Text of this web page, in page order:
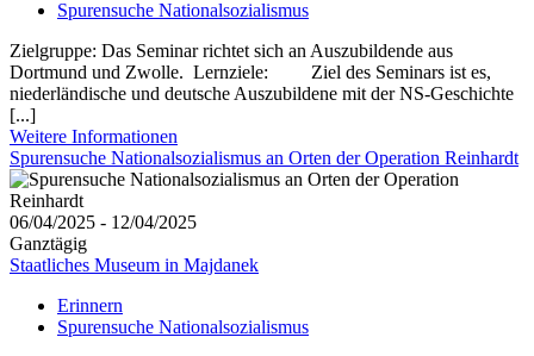
Spurensuche Nationalsozialismus
Zielgruppe: Das Seminar richtet sich an Auszubildende aus
Dortmund und Zwolle. Lernziele: Ziel des Seminars ist es,
niederländische und deutsche Auszubildene mit der NS-Geschichte
[...]
Weitere Informationen
Spurensuche Nationalsozialismus an Orten der Operation Reinhardt
06/04/2025 - 12/04/2025
Ganztägig
Staatliches Museum in Majdanek
Erinnern
Spurensuche Nationalsozialismus